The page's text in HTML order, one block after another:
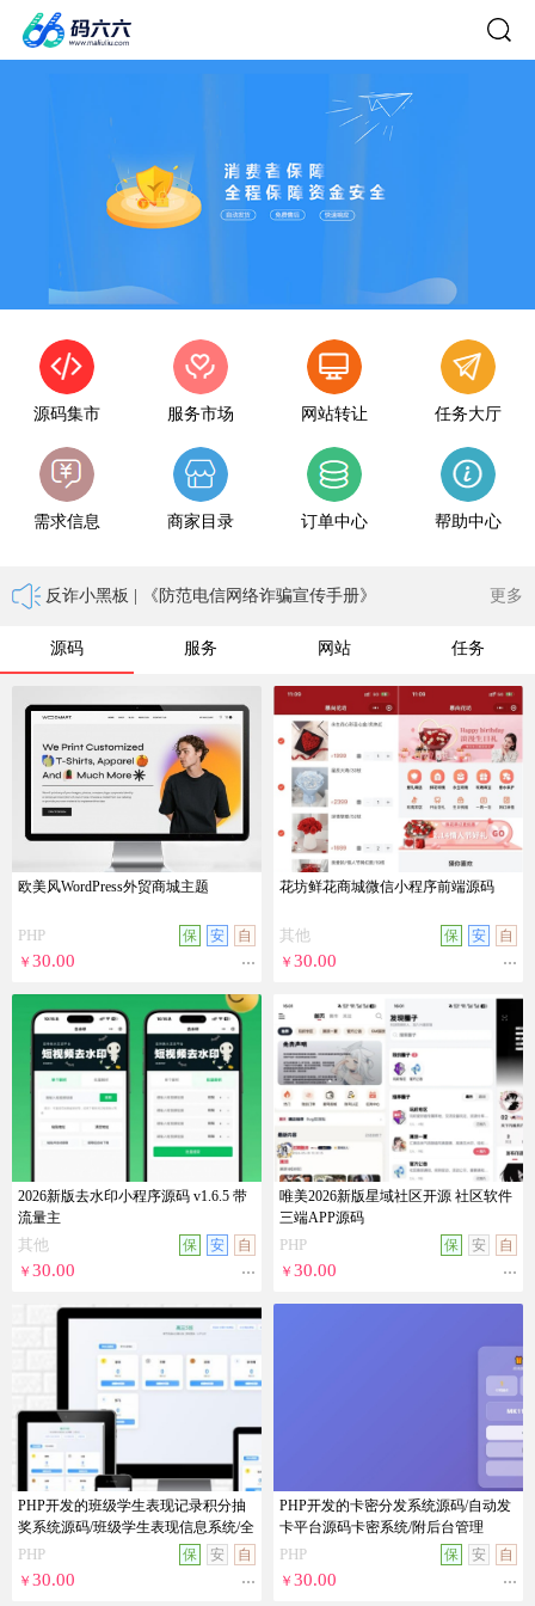
源码集市 服务市场 网站转让 任务大厅
需求信息 商家目录 订单中心 帮助中心
反诈小黑板 | 《防范电信网络诈骗宣传手册》
关于落实商家“工商登记”的通知
关于‘微擎’类商品下架通知
建议反馈和BUG征集活动
关于开展“净网行动”的通知
更多
源码 服务 网站 任务
欧美风WordPress外贸商城主题
PHP 自
安
保
￥ 30.00 ...
花坊鲜花商城微信小程序前端源码
其他 自
安
保
￥ 30.00 ...
2026新版去水印小程序源码 v1.6.5 带
流量主
其他 自
安
保
￥ 30.00 ...
唯美2026新版星域社区开源 社区软件
三端APP源码
PHP 自
安
保
￥ 30.00 ...
PHP开发的班级学生表现记录积分抽
奖系统源码/班级学生表现信息系统/全
开源
PHP 自
安
保
￥ 30.00 ...
PHP开发的卡密分发系统源码/自动发
卡平台源码卡密系统/附后台管理
PHP 自
安
保
￥ 30.00 ...